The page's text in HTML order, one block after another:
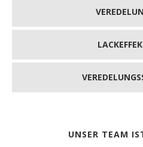
UNSER TEAM